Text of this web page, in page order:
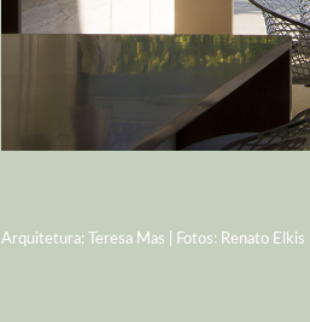
Arquitetura: Teresa Mas | Fotos: Renato Elkis